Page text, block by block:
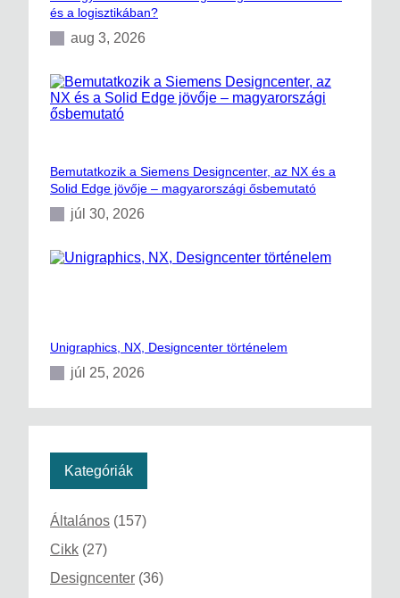
és a logisztikában?
aug 3, 2026
Bemutatkozik a Siemens Designcenter, az NX és a
Solid Edge jövője – magyarországi ősbemutató
júl 30, 2026
Unigraphics, NX, Designcenter történelem
júl 25, 2026
Kategóriák
Általános (157)
Cikk (27)
Designcenter (36)